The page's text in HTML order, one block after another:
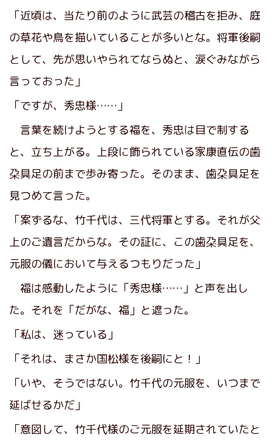
「近頃は、当たり前のように武芸の稽古を拒み、庭
の草花や鳥を描いていることが多いとな。将軍後嗣
として、先が思いやられてならぬと、涙ぐみながら
言っておった」
「ですが、秀忠様……」
言葉を続けようとする福を、秀忠は目で制する
と、立ち上がる。上段に飾られている家康直伝の歯
朶具足の前まで歩み寄った。そのまま、歯朶具足を
見つめて言った。
「案ずるな、竹千代は、三代将軍とする。それが父
上のご遺言だからな。その証に、この歯朶具足を、
元服の儀において与えるつもりだった」
福は感動したように「秀忠様……」と声を出し
た。それを「だがな、福」と遮った。
「私は、迷っている」
「それは、まさか国松様を後嗣にと！」
「いや、そうではない。竹千代の元服を、いつまで
延ばせるかだ」
「意図して、竹千代様のご元服を延期されていたと